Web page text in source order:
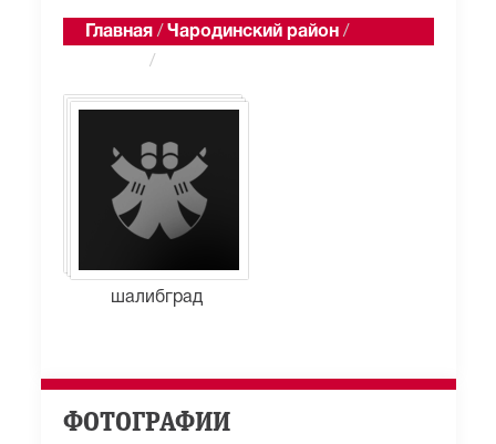
Главная / Чародинский район /
/
шалибград
ФОТОГРАФИИ